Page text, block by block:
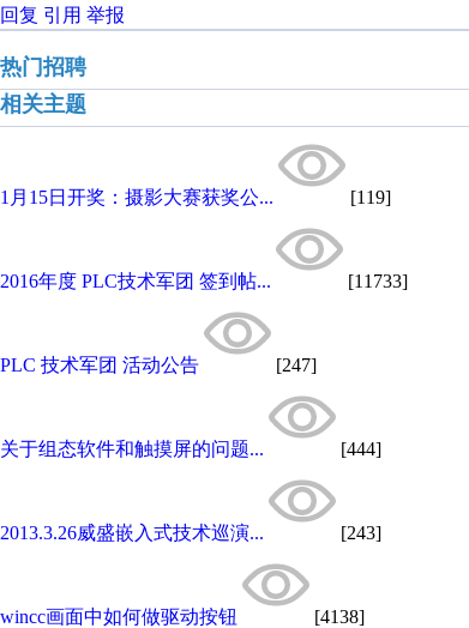
回复 引用 举报
热门招聘
相关主题
1月15日开奖：摄影大赛获奖公... [119]
2016年度 PLC技术军团 签到帖... [11733]
PLC 技术军团 活动公告 [247]
关于组态软件和触摸屏的问题... [444]
2013.3.26威盛嵌入式技术巡演... [243]
wincc画面中如何做驱动按钮 [4138]